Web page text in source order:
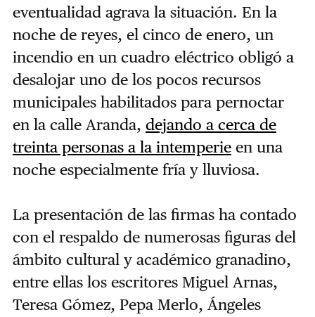
eventualidad agrava la situación. En la
noche de reyes, el cinco de enero, un
incendio en un cuadro eléctrico obligó a
desalojar uno de los pocos recursos
municipales habilitados para pernoctar
en la calle Aranda, dejando a cerca de
treinta personas a la intemperieen una
noche especialmente fría y lluviosa.
La presentación de las firmas ha contado
con el respaldo de numerosas figuras del
ámbito cultural y académico granadino,
entre ellas los escritores Miguel Arnas,
Teresa Gómez, Pepa Merlo, Ángeles